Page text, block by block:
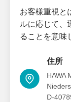
お客様重視と
ルに応じて、
ることを意味
住所
HAWA
D-